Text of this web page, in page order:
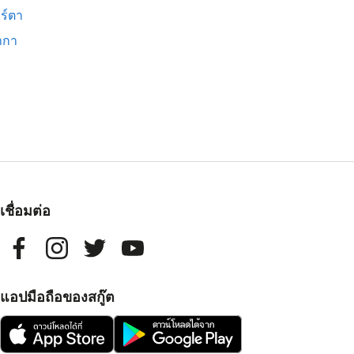
ตา
า
เชื่อมต่อ
แอปมือถือของสกู๊ต